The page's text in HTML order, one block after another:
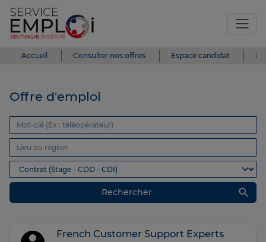
Accueil Consulter nos offres Espace candidat
Offre d'emploi
Rechercher search
French Customer Support Experts